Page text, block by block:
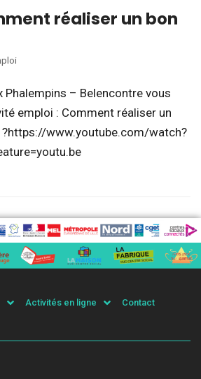
réaliser un bon
Phalempins – Belencontre vous
emploi : Comment réaliser un
?https://www.youtube.com/watch?
Activités en ligne Contact